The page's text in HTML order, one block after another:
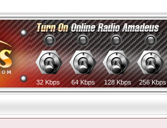
32 Kbps 64 Kbps 128 Kbps 256 Kbps